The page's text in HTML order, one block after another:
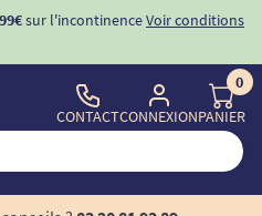
99€sur l'incontinenceVoir conditions
CONTACTCONNEXION
0
PANIER